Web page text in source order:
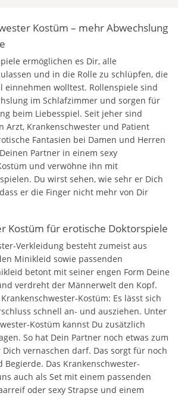
Kostüm – mehr Abwechslung
ermöglichen es Dir, alle
und in die Rolle zu schlüpfen, die
einnehmen wolltest. Rollenspiele sind
im Schlafzimmer und sorgen für
beim Liebesspiel. Seit jeher sind
Arzt, Krankenschwester und Patient
Fantasien bei Damen und Herren
Partner in einem sexy
und verwöhne ihn mit
Du wirst sehen, wie sehr er Dich
er die Finger nicht mehr von Dir
Kostüm für erotische Doktorspiele
Verkleidung besteht zumeist aus
Minikleid sowie passenden
betont mit seiner engen Form Deine
verdreht der Männerwelt den Kopf.
Kostüm: Es lässt sich
schnell an- und ausziehen. Unter
Kostüm kannst Du zusätzlich
So hat Dein Partner noch etwas zum
Dich vernaschen darf. Das sorgt für noch
Das Krankenschwester-
auch als Set mit einem passenden
oder sexy Strapse und einem